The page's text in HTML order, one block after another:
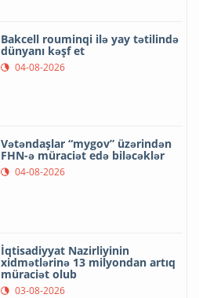
Bakcell rouminqi ilə yay tətilində
dünyanı kəşf et
04-08-2026
Vətəndaşlar “mygov” üzərindən
FHN-ə müraciət edə biləcəklər
04-08-2026
İqtisadiyyat Nazirliyinin
xidmətlərinə 13 milyondan artıq
müraciət olub
03-08-2026